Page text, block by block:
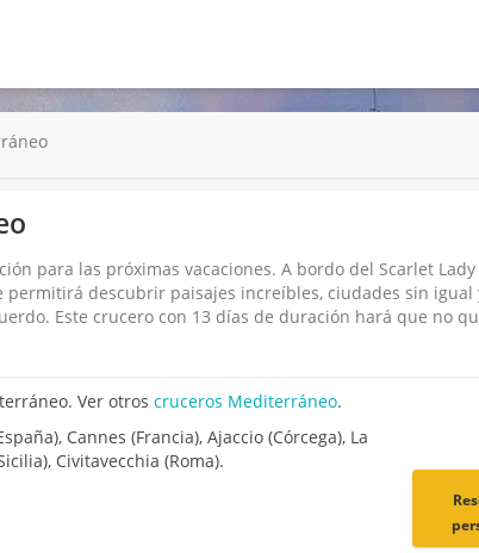
para las próximas vacaciones. A bordo del Scarlet
descubrir paisajes increíbles, ciudades sin igual
Este crucero con 13 días de duración hará que no
Ver otroscruceros Mediterráneo.
Cannes (Francia), Ajaccio (Córcega), La
Civitavecchia (Roma).